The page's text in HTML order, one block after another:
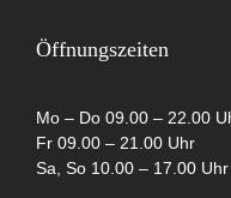
Cookie-Richtlinie (EU)
Öffnungszeiten
Mo – Do 09.00 – 22.00
Fr 09.00 – 21.00 Uhr
Sa, So 10.00 – 17.00 Uhr